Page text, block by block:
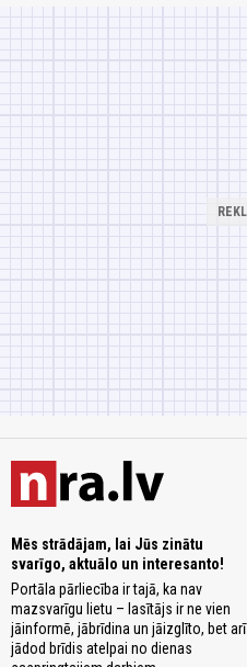
Mēs strādājam, lai Jūs zinātu
svarīgo, aktuālo un interesanto!
Portāla pārliecība ir tajā, ka nav
mazsvarīgu lietu – lasītājs ir ne vien
jāinformē, jābrīdina un jāizglīto, bet arī
jādod brīdis atelpai no dienas